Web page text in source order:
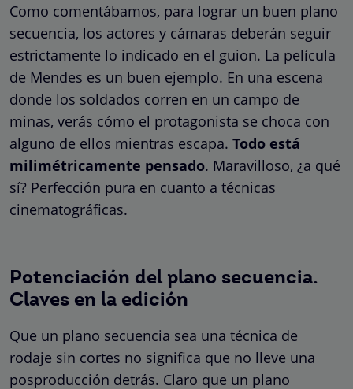
Como comentábamos, para lograr un buen plano
secuencia, los actores y cámaras deberán seguir
estrictamente lo indicado en el guion. La película
de Mendes es un buen ejemplo. En una escena
donde los soldados corren en un campo de
minas, verás cómo el protagonista se choca con
alguno de ellos mientras escapa. Todo está
milimétricamente pensado. Maravilloso, ¿a qué
sí? Perfección pura en cuanto a técnicas
cinematográficas.
Potenciación del plano secuencia.
Claves en la edición
Que un plano secuencia sea una técnica de
rodaje sin cortes no significa que no lleve una
posproducción detrás. Claro que un plano